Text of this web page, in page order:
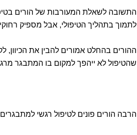
התשובה לשאלת המעורבות של הורים
לתמוך בתהליך הטיפולי, אבל מספיק
ההורים בהחלט אמורים להבין את
שהטיפול לא ייהפך למקום בו המתבגר
הרבה הורים פונים לטיפול רגשי